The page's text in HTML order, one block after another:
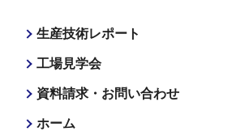
生産技術レポート
工場見学会
資料請求・お問い合わせ
ホーム